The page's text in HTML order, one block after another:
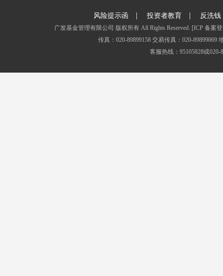
风险提示函 | 投资者教育 | 反洗钱
广发基金管理有限公司 版权所有 All Rights Reserved. [ICP 备案
传真：020-89899158 交易传真：020-
客服热线：95105828或020-